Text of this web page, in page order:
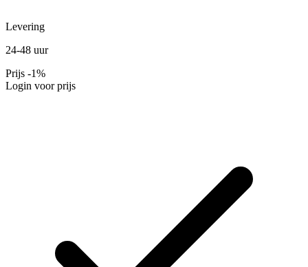
Levering
24-48 uur
Prijs -1%
Login voor prijs